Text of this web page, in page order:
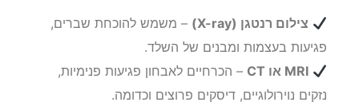
צילום רנטגן (X-ray)
– משמש להוכחת שברים,
פגיעות בעצמות ומבנים של השלד.
MRI או CT
– הכרחיים לאבחון פגיעות פנימיות,
נזקים נוירולוגיים, דיסקים פרוצים וכדומה.